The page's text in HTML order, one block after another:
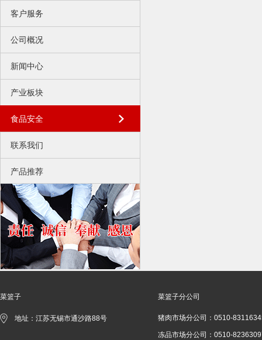
客户服务
公司概况
新闻中心
产业板块
食品安全
联系我们
产品推荐
菜篮子
地址：江苏无锡市通沙路88号
菜篮子分公司
猪肉市场分公司：0510-
冻品市场分公司：0510-